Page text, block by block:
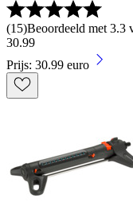
(15)Beoordeeld met 3.3
30.99
Prijs: 30.99 euro